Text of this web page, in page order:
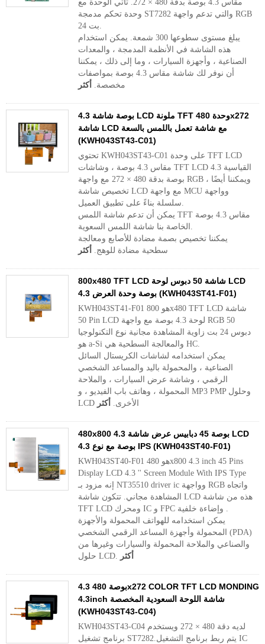
مقاس 4.3 بوصة بدقة 480 × 272. تأتي الوحدة مع
وحدة تحكم مدمجة ST7282 والتي تدعم واجهة RGB
24 بت.
يبلغ مستوى سطوعها 300 شمعة. يمكن استخدام
هذه الشاشة في الأنظمة المدمجة ، والمعدات
الصناعية ، وأجهزة السيارات ، وما إلى ذلك ، يمكننا
أن نوفر لك شاشة مقاس 4.3 بوصة بمواصفات
مخصصة. أكثر
4.3 بوصة شاشة LCD ملونة TFT وحدة 480x272
شاشة LCD مع شاشة تعمل باللمس بالسعة
(KWH043ST43-C01)
تحتوي KWH043ST43-C01 على وحدة TFT LCD
مقاس 4.3 بوصة ، وشاشات TFT LCD القياسية 4.3
بوصة بدقة 480 × 272 مع واجهة RGB ، ويمكننا أيضًا
تخصيص شاشة LCD مع واجهة MCU وواجهة
سلسلة بناءً على تطبيق العميل.
يمكن أن تدعم شاشة اللمس TFT مقاس 4.3 بوصة
الخاصة بنا شاشة اللمس السعوية.
يمكننا تخصيص بصمة مضادة للأصابع ومعالجة
سطحية مضادة للوهج. أكثر
800x480 TFT LCD شاشة 50 دبوس لوحة LCD
4.3 بوصة وحدة العرض (KWH043ST41-F01)
KWH043ST41-F01 هو 800x480 TFT LCD شاشة
50 Pin LCD لوحة 4.3 بوصة مع واجهة RGB 50
دبوس 24 بت زاوية المشاهدة مجانية نوع التكنولوجيا
هو a-Si والمعالجة السطحية هي HC.
يمكن استخدامه لشاشات الكريستال السائل
الصناعية ، والمحمولة باليد والمساعد الشخصي
الرقمي ، وشاشة عرض السيارات ، والملاحة
المحمولة ، وهاتف باب الفيديو ، و MP3 PMP وحلول
LCD الأخرى. أكثر
480x800 4.3 بوصة 45 دبابيس عرض شاشة LCD
4.3 بوصة مع نوع IPS (KWH043ST40-F01)
KWH043ST40-F01 هو 480x800 4.3 inch 45 Pins
Display LCD 4.3 '' Screen Module With IPS Type
إنه مزود بـ NT35510 driver ic وواجهة RGB واتجاه
المشاهدة مجاني. تتكون شاشة LCD هذه من شاشة
TFT LCD ومحرك IC و FPC وإضاءة خلفية .
يمكن استخدامه للهواتف المحمولة والأجهزة
المحمولة وأجهزة المساعد الرقمي الشخصي (PDA)
والصناعي والملاحة المحمولة والسيارات وغيرها من
حلول LCD. أكثر
4.3 بوصة 480x272 COLOR TFT LCD MONDING
4.3inch شاشة اللوحة السعودية المخصصة
(KWH043ST43-C04)
KWH043ST43-C04 لديه دقة 480 × 272 ويستخدم
برنامج تشغيل ST7282.يتم ربط برنامج التشغيل IC